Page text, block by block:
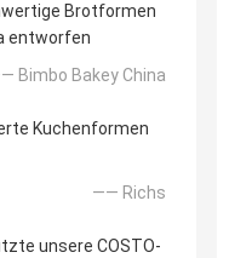
Brotformen
entworfen
Bimbo Bakey China
Kuchenformen
—— Richs
unsere COSTO-